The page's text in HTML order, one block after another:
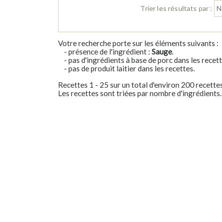
Trier les résultats par :
Votre recherche porte sur les éléments suivants :
- présence de l'ingrédient : Sauge.
- pas d'ingrédients à base de porc dans les
- pas de produit laitier dans les recettes.
Recettes 1 - 25 sur un total d'environ 200
Les recettes sont triées par nombre d'ingrédients.